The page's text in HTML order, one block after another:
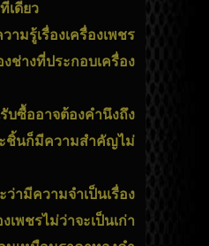
เดียว
มรู้เรื่องเครื่องเพชร
ช่างที่ประกอบเครื่อง
บซื้ออาจต้องคำนึงถึง
ชิ้นก็มีความสำคัญไม่
ามีความจำเป็นเรื่อง
พชรไม่ว่าจะเป็นเก่า